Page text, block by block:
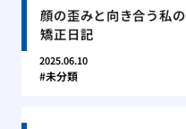
顔の歪みと向き合う私の
矯正日記
2025.06.10
未分類